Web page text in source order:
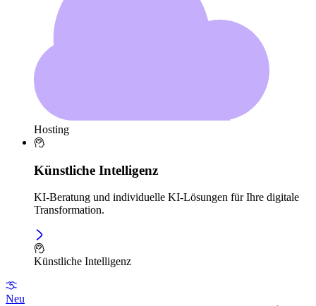
Hosting
Künstliche Intelligenz
KI-Beratung und individuelle KI-Lösungen für Ihre digitale
Transformation.
Künstliche Intelligenz
Neu